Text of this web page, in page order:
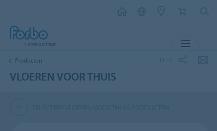
Producten
VLOEREN VOOR THUIS